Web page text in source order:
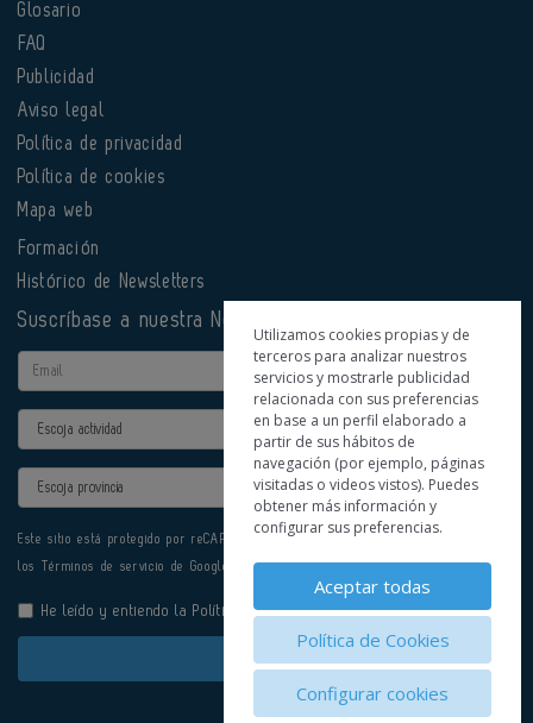
Glosario
FAQ
Publicidad
Aviso legal
Política de privacidad
Política de cookies
Mapa web
Formación
Histórico de Newsletters
Suscríbase a nuestra Newsletter
Email
Actividad
Provincia
Este sitio está protegido por reCAPTCHA y se aplican la
los Términos de servicio de Google.
He leído y entiendo la Política de Privacidad
Enviar
Utilizamos cookies propias y de
terceros para analizar nuestros
servicios y mostrarle publicidad
relacionada con sus preferencias
en base a un perfil elaborado a
partir de sus hábitos de
navegación (por ejemplo, páginas
visitadas o videos vistos). Puedes
obtener más información y
configurar sus preferencias.
Aceptar todas
Política de Cookies
Configurar cookies